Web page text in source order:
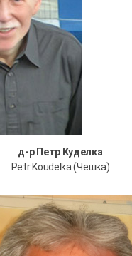
д-р Петр Куделка
Petr Koudelka (Чешка)